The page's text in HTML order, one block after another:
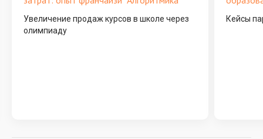
Увеличение продаж курсов в школе через
олимпиаду
Кейсы